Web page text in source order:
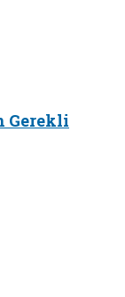
Gerekli